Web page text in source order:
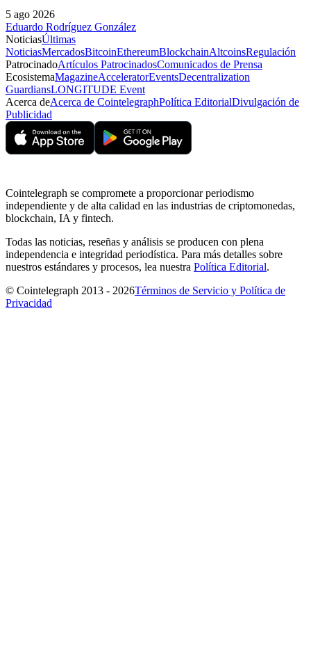
5 ago 2026
Eduardo Rodríguez González
NoticiasÚltimas
NoticiasMercadosBitcoinEthereumBlockchainAltcoinsRegulación
PatrocinadoArtículos PatrocinadosComunicados de Prensa
EcosistemaMagazineAcceleratorEventsDecentralization
GuardiansLONGITUDE Event
Acerca deAcerca de CointelegraphPolítica EditorialDivulgación de
Publicidad
Cointelegraph se compromete a proporcionar periodismo
independiente y de alta calidad en las industrias de criptomonedas,
blockchain, IA y fintech.
Todas las noticias, reseñas y análisis se producen con plena
independencia e integridad periodística. Para más detalles sobre
nuestros estándares y procesos, lea nuestra Política Editorial.
© Cointelegraph 2013 - 2026Términos de Servicio y Política de
Privacidad